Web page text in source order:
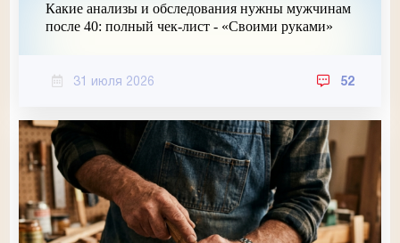
Какие анализы и обследования нужны мужчинам
после 40: полный чек-лист - «Своими руками»
31 июля 2026 52